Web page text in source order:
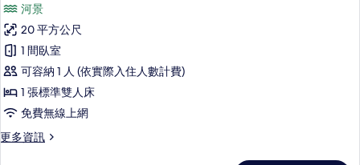
情
Superior
Room
with
View
for
Single
Use
的
河景
20 平方公尺
1 間臥室
可容納 1 人 (依實際入住人數計費)
1 張標準雙人床
免費無線上網
更多資訊
更